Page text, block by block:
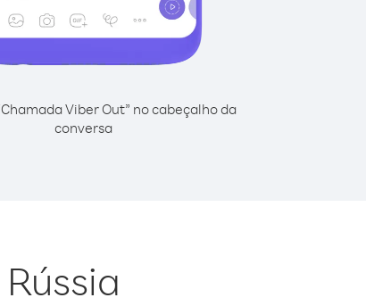
Viber Out” no cabeçalho da
conversa